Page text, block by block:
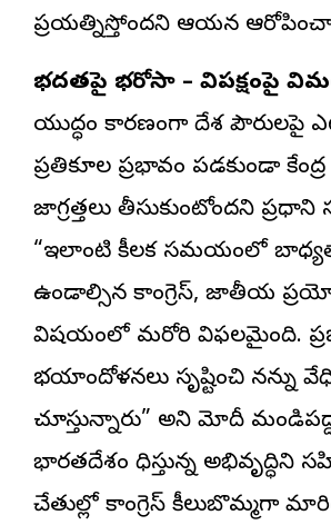
ప్రయత్నిస్తోందని ఆయన
భద్రతపై భరోసా – విపక్షంపై
యుద్ధం కారణంగా దేశ పౌరులపై
ప్రతికూల ప్రభావం పడకుండా కేంద్ర
జాగ్రత్తలు తీసుకుంటోందని ప్రధాని
“ఇలాంటి కీలక సమయంలో
ఉండాల్సిన కాంగ్రెస్, జాతీయ
విషయంలో మరోసారి విఫలమైంది.
భయాందోళనలు సృష్టించి నన్ను
చూస్తున్నారు” అని మోదీ
భారతదేశం సాధిస్తున్న అభివృద్ధిని
చేతుల్లో కాంగ్రెస్ కీలుబొమ్మగా